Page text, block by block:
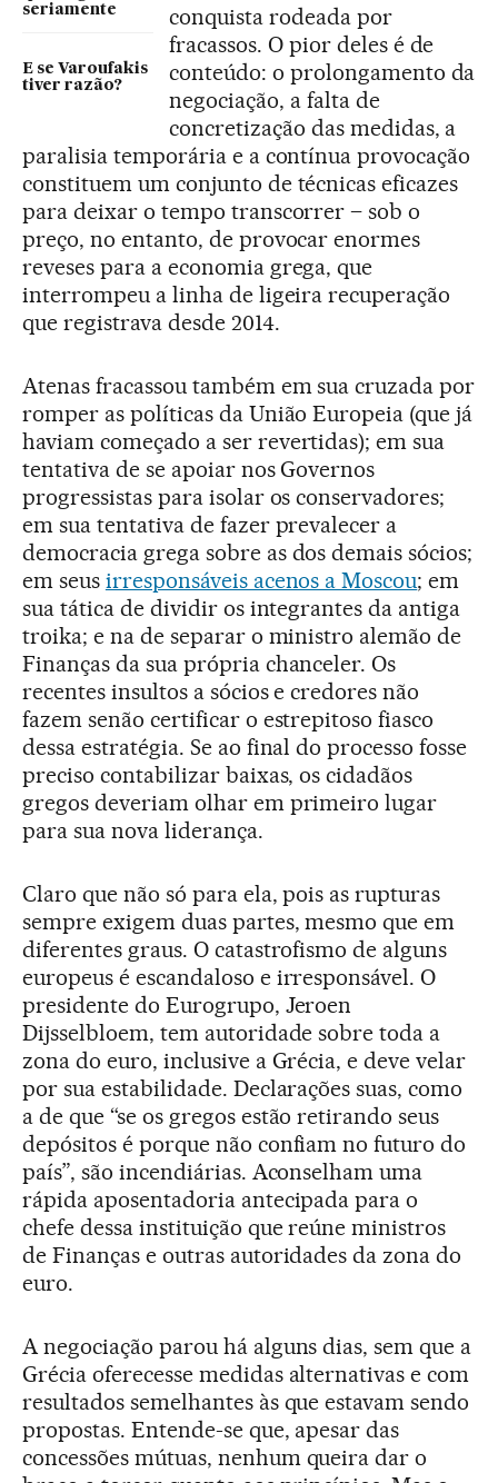
seriamente
E se Varoufakis
tiver razão?
conquista rodeada por
fracassos. O pior deles é de
conteúdo: o prolongamento da
negociação, a falta de
concretização das medidas, a
paralisia temporária e a contínua provocação
constituem um conjunto de técnicas eficazes
para deixar o tempo transcorrer – sob o
preço, no entanto, de provocar enormes
reveses para a economia grega, que
interrompeu a linha de ligeira recuperação
que registrava desde 2014.
Atenas fracassou também em sua cruzada por
romper as políticas da União Europeia (que já
haviam começado a ser revertidas); em sua
tentativa de se apoiar nos Governos
progressistas para isolar os conservadores;
em sua tentativa de fazer prevalecer a
democracia grega sobre as dos demais sócios;
em seus irresponsáveis acenos a Moscou; em
sua tática de dividir os integrantes da antiga
troika; e na de separar o ministro alemão de
Finanças da sua própria chanceler. Os
recentes insultos a sócios e credores não
fazem senão certificar o estrepitoso fiasco
dessa estratégia. Se ao final do processo fosse
preciso contabilizar baixas, os cidadãos
gregos deveriam olhar em primeiro lugar
para sua nova liderança.
Claro que não só para ela, pois as rupturas
sempre exigem duas partes, mesmo que em
diferentes graus. O catastrofismo de alguns
europeus é escandaloso e irresponsável. O
presidente do Eurogrupo, Jeroen
Dijsselbloem, tem autoridade sobre toda a
zona do euro, inclusive a Grécia, e deve velar
por sua estabilidade. Declarações suas, como
a de que “se os gregos estão retirando seus
depósitos é porque não confiam no futuro do
país”, são incendiárias. Aconselham uma
rápida aposentadoria antecipada para o
chefe dessa instituição que reúne ministros
de Finanças e outras autoridades da zona do
euro.
A negociação parou há alguns dias, sem que a
Grécia oferecesse medidas alternativas e com
resultados semelhantes às que estavam sendo
propostas. Entende-se que, apesar das
concessões mútuas, nenhum queira dar o